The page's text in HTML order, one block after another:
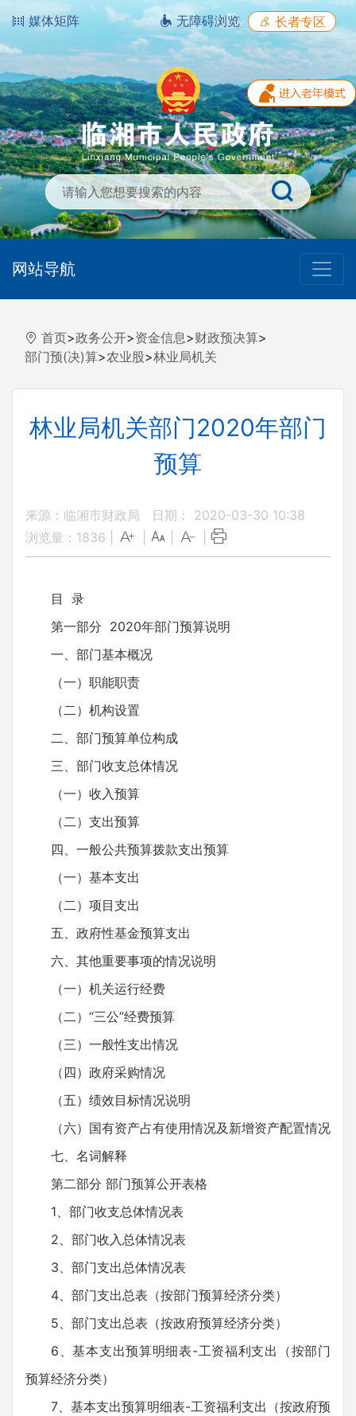
媒体矩阵 无障碍浏览 长者专区
网站导航
首页>政务公开>资金信息>财政预决算>
部门预(决)算>农业股>林业局机关
林业局机关部门2020年部门
预算
来源：临湘市财政局
日期： 2020-03-30 10:38
浏览量： 1836
目 录
第一部分 2020年部门预算说明
一、部门基本概况
（一）职能职责
（二）机构设置
二、部门预算单位构成
三、部门收支总体情况
（一）收入预算
（二）支出预算
四、一般公共预算拨款支出预算
（一）基本支出
（二）项目支出
五、政府性基金预算支出
六、其他重要事项的情况说明
（一）机关运行经费
（二）“三公”经费预算
（三）一般性支出情况
（四）政府采购情况
（五）绩效目标情况说明
（六）国有资产占有使用情况及新增资产配置情况
七、名词解释
第二部分 部门预算公开表格
1、部门收支总体情况表
2、部门收入总体情况表
3、部门支出总体情况表
4、部门支出总表（按部门预算经济分类）
5、部门支出总表（按政府预算经济分类）
6、基本支出预算明细表-工资福利支出（按部门
预算经济分类）
7、基本支出预算明细表-工资福利支出（按政府预